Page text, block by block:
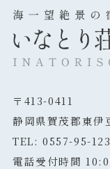
〒413-0411
静岡県賀茂郡東伊
TEL: 0557-95-
電話受付時間